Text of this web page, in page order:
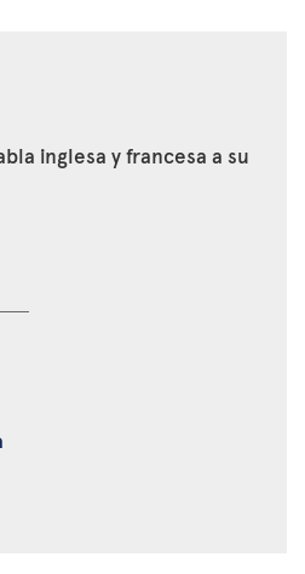
inglesa y francesa a su